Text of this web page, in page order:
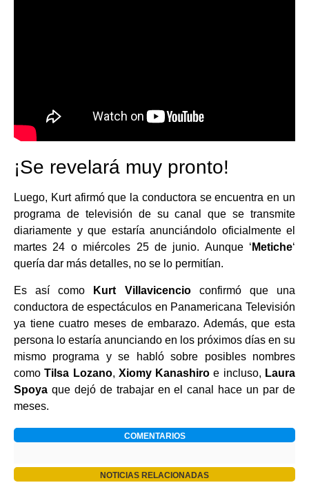
¡Se revelará muy pronto!
Luego, Kurt afirmó que la conductora se encuentra en un
programa de televisión de su canal que se transmite
diariamente y que estaría anunciándolo oficialmente el
martes 24 o miércoles 25 de junio. Aunque ‘ Metiche‘
quería dar más detalles, no se lo permitían.
Es así como Kurt Villavicencioconfirmó que una
conductora de espectáculos en Panamericana Televisión
ya tiene cuatro meses de embarazo. Además, que esta
persona lo estaría anunciando en los próximos días en su
mismo programa y se habló sobre posibles nombres
comoTilsa Lozano, Xiomy Kanashiroe incluso, Laura
Spoya que dejó de trabajar en el canal hace un par de
meses.
COMENTARIOS
NOTICIAS RELACIONADAS